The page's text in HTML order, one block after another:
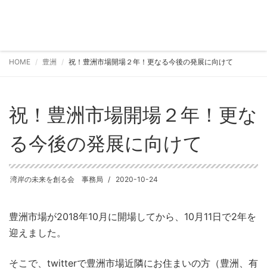
HOME 豊洲 祝！豊洲市場開場２年！更なる今後の発展に向けて
祝！豊洲市場開場２年！更な
る今後の発展に向けて
湾岸の未来を創る会 事務局 2020-10-24
豊洲市場が2018年10月に開場してから、10月11日で2年を
迎えました。
そこで、twitterで豊洲市場近隣にお住まいの方（豊洲、有